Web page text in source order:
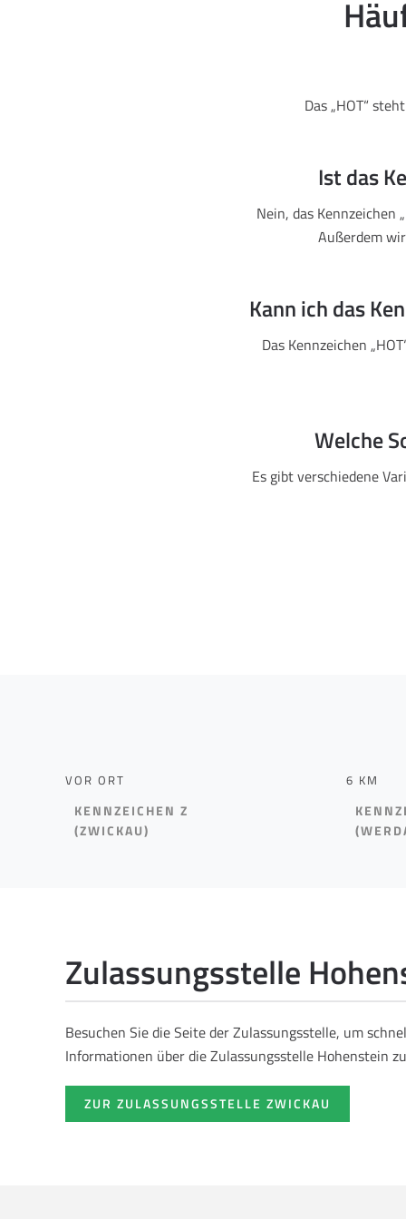
Das „HOT“
Ist das
Nein, das Kennzeichen
Außerdem
Kann ich das
Das Kennzeichen
Welche
Es gibt verschiedene
VOR ORT
KENNZEICHEN Z
(ZWICKAU)
6 KM
Zulassungsstelle
Besuchen Sie die Seite der Zulassungsstelle, um
Informationen über die Zulassungsstelle Hohenstein
ZUR ZULASSUNGSSTELLE ZWICKAU